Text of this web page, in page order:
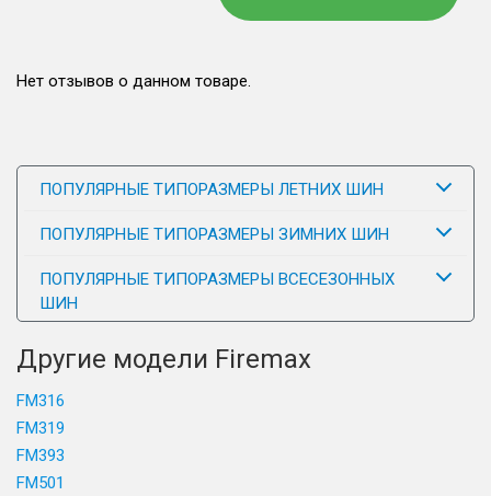
Нет отзывов о данном товаре.
ПОПУЛЯРНЫЕ ТИПОРАЗМЕРЫ ЛЕТНИХ ШИН
ПОПУЛЯРНЫЕ ТИПОРАЗМЕРЫ ЗИМНИХ ШИН
ПОПУЛЯРНЫЕ ТИПОРАЗМЕРЫ ВСЕСЕЗОННЫХ
ШИН
Другие модели Firemax
FM316
FM319
FM393
FM501